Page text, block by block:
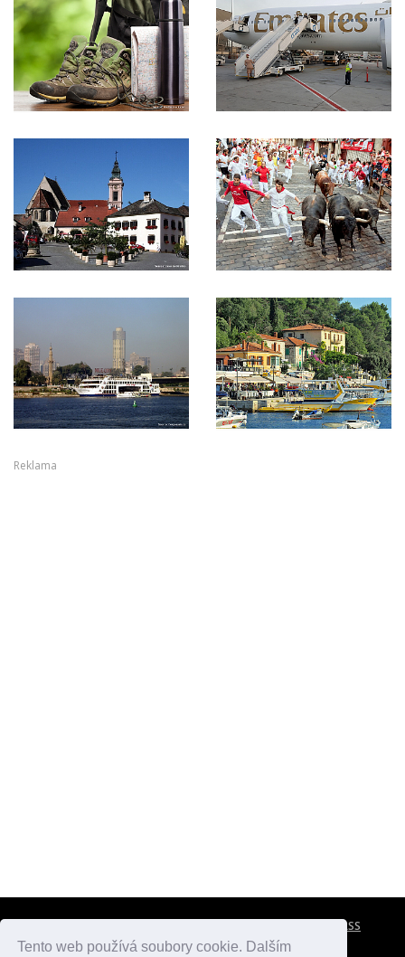
Tento web používá soubory cookie. Dalším
Reklama
RSS